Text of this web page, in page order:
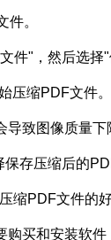
件。
件"，然后选择
压缩PDF文件
致图像质量下
存压缩后的
缩PDF文件的
买和安装软